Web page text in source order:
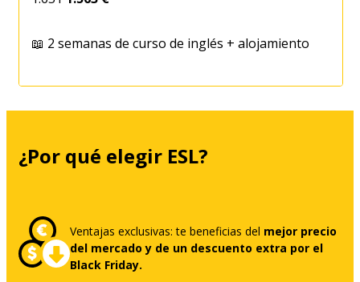
📖 2 semanas de curso de inglés + alojamiento
¿Por qué elegir ESL?
Ventajas exclusivas: te beneficias del mejor precio
del mercado y de un descuento extra por el
Black Friday.